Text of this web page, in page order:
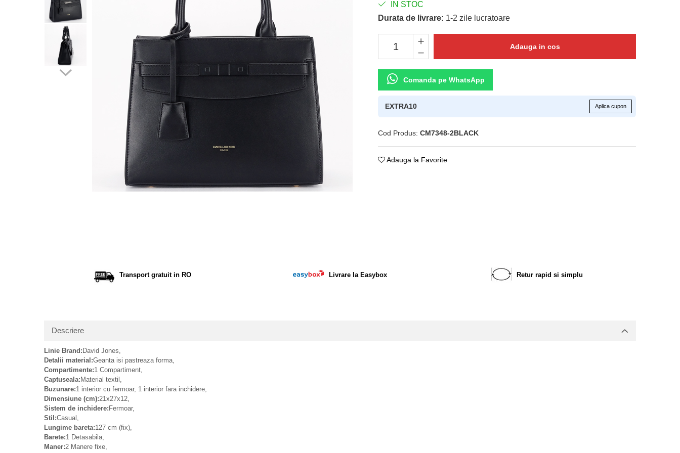
Incaltamine primavara-vara piele
Imbracaminte
Blugi si pantaloni
Pulovere si cardigane
IN STOC
Durata de livrare: 1-2 zile lucratoare
Adauga in cos
Comanda pe WhatsApp
EXTRA10 Aplica cupon
Cod Produs: CM7348-2BLACK
Adauga la Favorite
Transport gratuit in RO Livrare la Easybox Retur rapid si simplu
Descriere
Linie Brand: David Jones,
Detalii material:Geanta isi pastreaza forma,
Compartimente:1 Compartiment,
Captuseala: Material textil,
Buzunare:1 interior cu fermoar, 1 interior fara inchidere,
Dimensiune (cm):21x27x12,
Sistem de inchidere: Fermoar,
Stil:Casual,
Lungime bareta:127 cm (fix),
Barete:1 Detasabila,
Maner:2 Manere fixe,